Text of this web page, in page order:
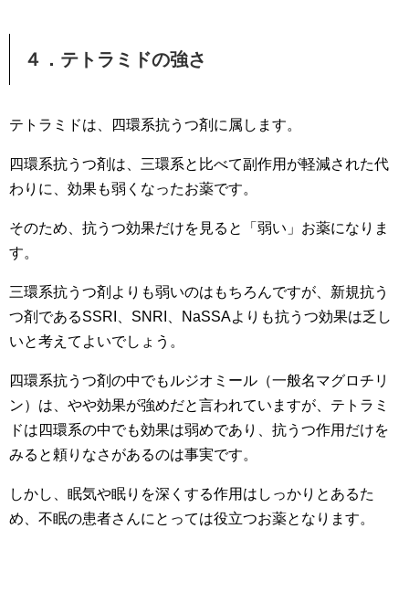
４．テトラミドの強さ
テトラミドは、四環系抗うつ剤に属します。
四環系抗うつ剤は、三環系と比べて副作用が軽減された代
わりに、効果も弱くなったお薬です。
そのため、抗うつ効果だけを見ると「弱い」お薬になりま
す。
三環系抗うつ剤よりも弱いのはもちろんですが、新規抗う
つ剤であるSSRI、SNRI、NaSSAよりも抗うつ効果は乏し
いと考えてよいでしょう。
四環系抗うつ剤の中でもルジオミール（一般名マグロチリ
ン）は、やや効果が強めだと言われていますが、テトラミ
ドは四環系の中でも効果は弱めであり、抗うつ作用だけを
みると頼りなさがあるのは事実です。
しかし、眠気や眠りを深くする作用はしっかりとあるた
め、不眠の患者さんにとっては役立つお薬となります。